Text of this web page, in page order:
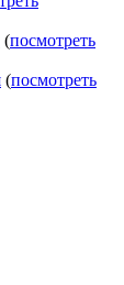
(посмотреть
(посмотреть